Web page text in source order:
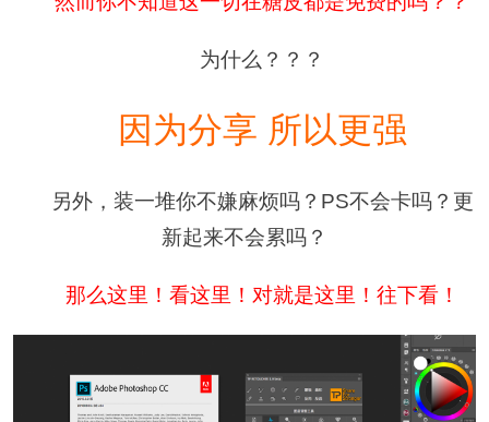
为什么？？？
因为分享 所以更强
另外，装一堆你不嫌麻烦吗？PS不会卡吗？更
新起来不会累吗？
那么这里！看这里！对就是这里！往下看！